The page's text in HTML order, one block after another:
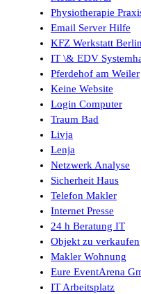
Physiotherapie
Email Server Hilfe
KFZ Werkstatt
IT \& EDV
Pferdehof am Weiler
Keine Website
Login Computer
Traum Bad
Livja
Lenja
Netzwerk Analyse
Sicherheit Haus
Telefon Makler
Internet Presse
24 h Beratung IT
Objekt zu verkaufen
Makler Wohnung
Eure EventArena
IT Arbeitsplatz